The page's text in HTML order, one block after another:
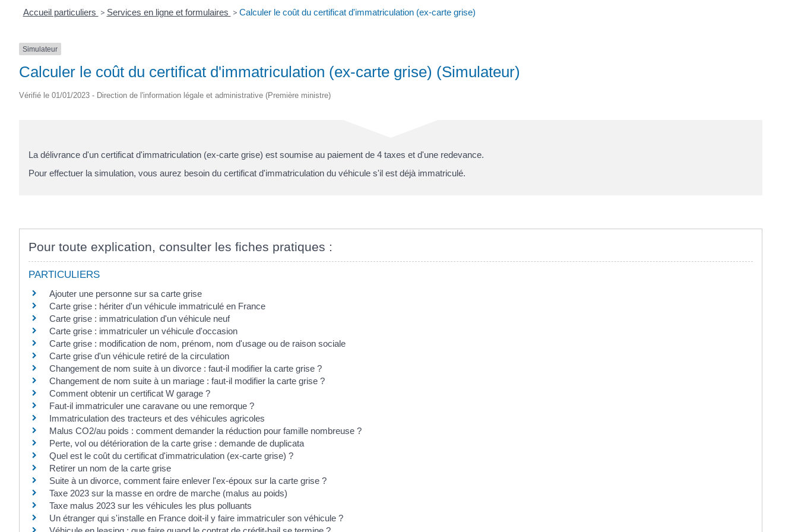
Accueil particuliers > Services en ligne et formulaires > Calculer le coût du certificat d'immatriculation (ex-carte grise)
Simulateur
Calculer le coût du certificat d'immatriculation (ex-carte grise) (Simulateur)
Vérifié le 01/01/2023 - Direction de l'information légale et administrative (Première ministre)
La délivrance d'un certificat d'immatriculation (ex-carte grise) est soumise au paiement de 4 taxes et d'une redevance.
Pour effectuer la simulation, vous aurez besoin du certificat d'immatriculation du véhicule s'il est déjà immatriculé.
Pour toute explication, consulter les fiches pratiques :
PARTICULIERS
Ajouter une personne sur sa carte grise
Carte grise : hériter d'un véhicule immatriculé en France
Carte grise : immatriculation d'un véhicule neuf
Carte grise : immatriculer un véhicule d'occasion
Carte grise : modification de nom, prénom, nom d'usage ou de raison sociale
Carte grise d'un véhicule retiré de la circulation
Changement de nom suite à un divorce : faut-il modifier la carte grise ?
Changement de nom suite à un mariage : faut-il modifier la carte grise ?
Comment obtenir un certificat W garage ?
Faut-il immatriculer une caravane ou une remorque ?
Immatriculation des tracteurs et des véhicules agricoles
Malus CO2/au poids : comment demander la réduction pour famille nombreuse ?
Perte, vol ou détérioration de la carte grise : demande de duplicata
Quel est le coût du certificat d'immatriculation (ex-carte grise) ?
Retirer un nom de la carte grise
Suite à un divorce, comment faire enlever l'ex-époux sur la carte grise ?
Taxe 2023 sur la masse en ordre de marche (malus au poids)
Taxe malus 2023 sur les véhicules les plus polluants
Un étranger qui s'installe en France doit-il y faire immatriculer son véhicule ?